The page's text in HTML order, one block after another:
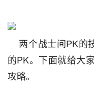
两个战士间PK的
的PK。下面就给大
攻略。